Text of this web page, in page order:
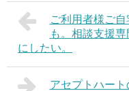
ご利用者様ご
も。相談支援
にしたい。
アセプトハー